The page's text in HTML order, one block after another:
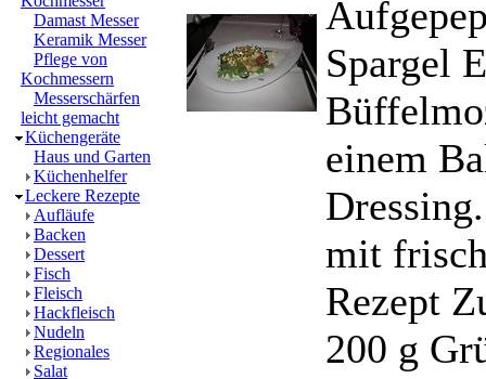
Damast Messer
Keramik Messer
Pflege von
Kochmessern
Messerschärfen
leicht gemacht
Küchengeräte
Haus und Garten
Küchenhelfer
Leckere Rezepte
Aufläufe
Backen
Dessert
Fisch
Fleisch
Hackfleisch
Nudeln
Regionales
Salat
Spargel
einem
mit
Rezept
200 g